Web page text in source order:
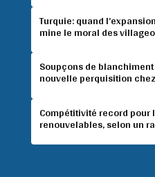
Turquie: quand
mine le moral des
Soupçons de
nouvelle perquisition
Compétitivité record pour
renouvelables, selon un